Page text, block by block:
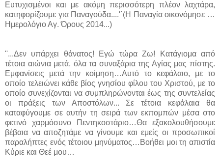
Ευτυχισμένοι και με ακόμη περισσότερη πλέον λαχτάρα,
κατηφορίζουμε για Παναγούδα....'΄(Η Παναγία οικονόμησε …
Ημερολόγιο Αγ. Όρους 2014...)
''...Δεν υπάρχει θάνατος! Εγώ τώρα Ζω! Κατάγιομα από
τέτοια αιώνια μετά, όλα τα συναξάρια της Αγίας μας πίστης.
Εμφανίσεις μετά την κοίμηση…Αυτό το κεφάλαιο, με το
οποίο τελειώνει κάθε βίος γνησίου φίλου του Χριστού, με το
οποίο συνεχίζονται να συμπληρώνονται έως της συντελείας
οι πράξεις των Αποστόλων... Σε τέτοια κεφάλαια θα
καταφύγουμε σε αυτήν τη σειρά των εκπομπών μέσα στο
φετινό χαρμόσυνο Πεντηκοστάριο…Θα εξακολουθήσουμε
βέβαια να αποζητάμε να γίνουμε και εμείς οι προσωπικοί
παραλήπτες ενός τέτοιου μηνύματος…Βοήθει μοι τη απιστία
Κύριε και Θεέ μου…